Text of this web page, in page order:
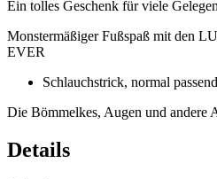
Ein tolles Geschenk für viele
Monstermäßiger Fußspaß mit den
EVER
Schlauchstrick, normal
Die Bömmelkes, Augen und andere
Details